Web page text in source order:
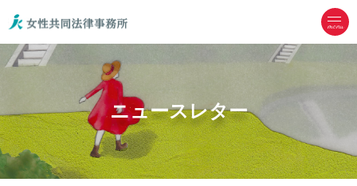
menu
ニュースレター